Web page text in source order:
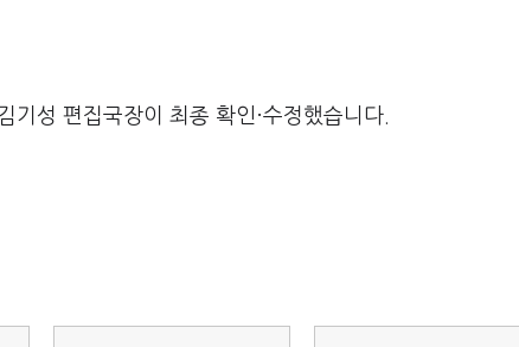
성 편집국장이 최종 확인·수정했습니다.